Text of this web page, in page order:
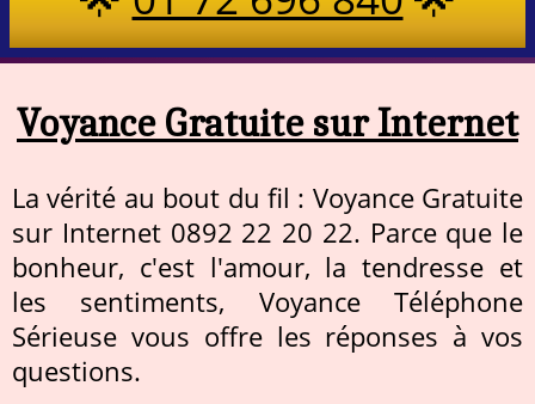
Voyance Gratuite sur Internet
La vérité au bout du fil : Voyance Gratuite
sur Internet 0892 22 20 22. Parce que le
bonheur, c'est l'amour, la tendresse et
les sentiments, Voyance Téléphone
Sérieuse vous offre les réponses à vos
questions.